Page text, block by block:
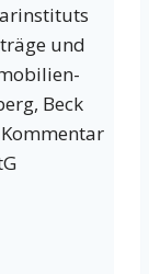
und
Beck